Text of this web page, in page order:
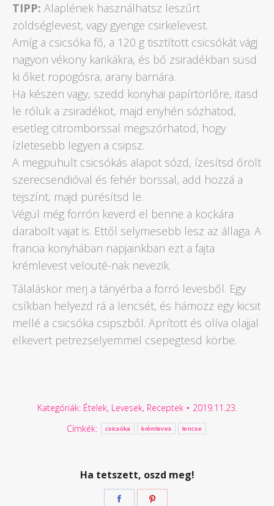
TIPP: Alaplének használhatsz leszűrt
zöldséglevest, vagy gyenge csirkelevest.
Amíg a csicsóka fő, a 120 g tisztított csicsókát vágj
nagyon vékony karikákra, és bő zsiradékban süsd
ki őket ropogósra, arany barnára.
Ha készen vagy, szedd konyhai papírtörlőre, itasd
le róluk a zsiradékot, majd enyhén sózhatod,
esetleg citromborssal megszórhatod, hogy
ízletesebb legyen a csipsz.
A megpuhult csicsókás alapot sózd, ízesítsd őrölt
szerecsendióval és fehér borssal, add hozzá a
tejszínt, majd pürésítsd le.
Végül még forrón keverd el benne a kockára
darabolt vajat is. Ettől selymesebb lesz az állaga. A
francia konyhában napjainkban ezt a fajta
krémlevest velouté-nak nevezik.
Tálaláskor merj a tányérba a forró levesből. Egy
csíkban helyezd rá a lencsét, és hámozz egy kicsit
mellé a csicsóka csipszből. Aprított és olíva olajjal
elkevert petrezselyemmel csepegtesd körbe.
Kategóriák: Ételek, Levesek, Receptek
2019.11.23.
Címkék:
csicsóka krémleves lencse
Ha tetszett, oszd meg!
Megosztás